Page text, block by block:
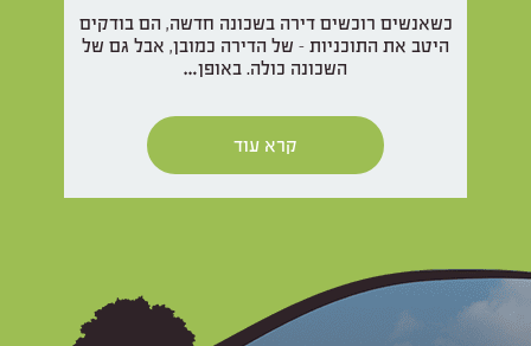
כשאנשים רוכשים דירה בשכונה חדשה, הם בודקים
היטב את התוכניות – של הדירה כמובן, אבל גם של
השכונה כולה. באופן…
קרא עוד